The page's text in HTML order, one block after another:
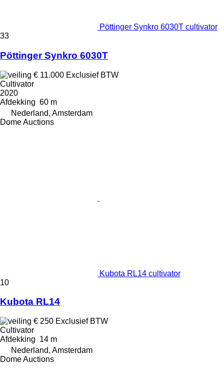
Pöttinger Synkro 6030T cultivator
33
Pöttinger Synkro 6030T
€ 11.000 Exclusief BTW
Cultivator
2020
Afdekking 60 m
Nederland, Amsterdam
Dome Auctions
Kubota RL14 cultivator
10
Kubota RL14
€ 250 Exclusief BTW
Cultivator
Afdekking 14 m
Nederland, Amsterdam
Dome Auctions